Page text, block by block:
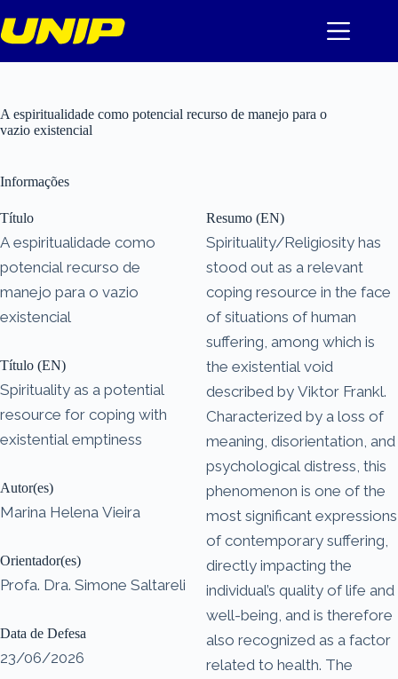
para
o
A espiritualidade como potencial recurso de manejo para o
vazio existencial
Informações
Título
A espiritualidade como
potencial recurso de
manejo para o vazio
existencial
Título (EN)
Spirituality as a potential
resource for coping with
existential emptiness
Autor(es)
Marina Helena Vieira
Orientador(es)
Profa. Dra. Simone Saltareli
Data de Defesa
23/06/2026
Resumo (EN)
Spirituality/Religiosity has
stood out as a relevant
coping resource in the face
of situations of human
suffering, among which is
the existential void
described by Viktor Frankl.
Characterized by a loss of
meaning, disorientation, and
psychological distress, this
phenomenon is one of the
most significant expressions
of contemporary suffering,
directly impacting the
individual’s quality of life and
well-being, and is therefore
also recognized as a factor
related to health. The